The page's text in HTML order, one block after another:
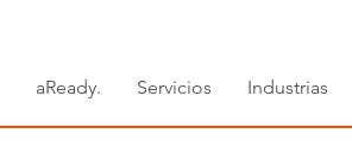
aReady. Servicios Industrias